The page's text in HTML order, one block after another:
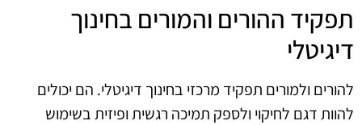
תפקיד ההורים והמורים בחינוך
דיגיטלי
להורים ולמורים תפקיד מרכזי בחינוך דיגיטלי. הם יכולים
להוות דגם לחיקוי ולספק תמיכה רגשית ופיזית בשימוש